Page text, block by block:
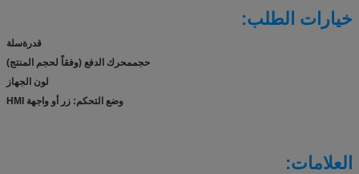
خيارات الطلب:
قدرةسلة
حجممحرك الدفع (وفقاً لحجم المنتج)
لون الجهاز
وضع التحكم: زر أو واجهة HMI
العلامات: